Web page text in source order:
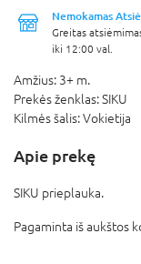
Nemokamas
Greitas
iki 12:00 val.
Amžius: 3+ m.
Prekės ženklas:SIKU
Kilmės šalis:Vokietija
Apie prekę
SIKU prieplauka.
Pagaminta iš aukštos